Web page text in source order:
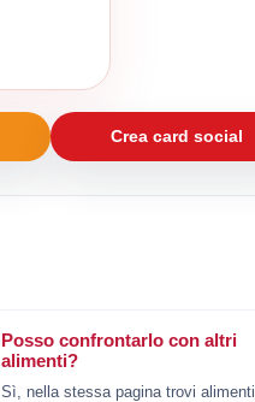
Crea card social
Posso confrontarlo con altri
alimenti?
Sì, nella stessa pagina trovi alimenti